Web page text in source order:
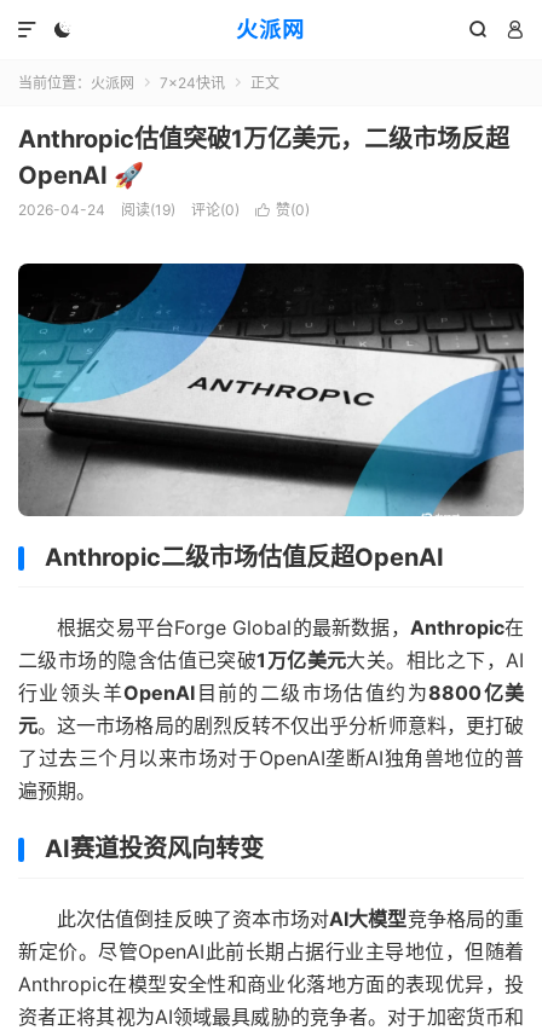
火派网
  

当前位置： 火派网  7×24快讯  正文
Anthropic估值突破1万亿美元，二级市场反超
OpenAI 🚀
2026-04-24 阅读(19) 评论(0)  赞(0)
Anthropic二级市场估值反超OpenAI
根据交易平台Forge Global的最新数据， Anthropic在
二级市场的隐含估值已突破1万亿美元大关。相比之下，AI
行业领头羊OpenAI 目前的二级市场估值约为8800亿美
元。这一市场格局的剧烈反转不仅出乎分析师意料，更打破
了过去三个月以来市场对于OpenAI垄断AI独角兽地位的普
遍预期。
AI赛道投资风向转变
此次估值倒挂反映了资本市场对AI大模型竞争格局的重
新定价。尽管OpenAI此前长期占据行业主导地位，但随着
Anthropic在模型安全性和商业化落地方面的表现优异，投
资者正将其视为AI领域最具威胁的竞争者。对于加密货币和